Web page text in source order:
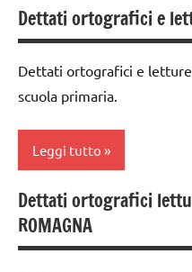
Montessori
anni
grammatica
GUIDA
DIDATTICA
MONTESSORI
analisi
grammaticale
Montessori
classe
classe
classe
3a
Dettati ortografici e
Dettati ortografici e
scuola primaria.
Leggi tutto
classe
3a
Dettati ortografici
ROMAGNA